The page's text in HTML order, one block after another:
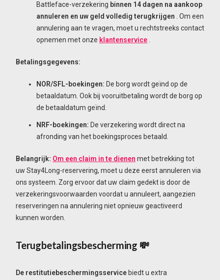
Battleface-verzekering binnen 14 dagen na aankoop
annuleren en uw geld volledig terugkrijgen . Om een
annulering aan te vragen, moet u rechtstreeks contact
opnemen met onze klantenservice
Betalingsgegevens:
NOR/SFL-boekingen: De borg wordt geïnd op de
betaaldatum. Ook bij vooruitbetaling wordt de borg op
de betaaldatum geïnd.
NRF-boekingen: De verzekering wordt direct na
afronding van het boekingsproces betaald.
Belangrijk: Om een claim in te dienen met betrekking tot
uw Stay4Long-reservering, moet u deze eerst annuleren via
ons systeem. Zorg ervoor dat uw claim gedekt is door de
verzekeringsvoorwaarden voordat u annuleert, aangezien
reserveringen na annulering niet opnieuw geactiveerd
kunnen worden.
Terugbetalingsbescherming 💸
De restitutiebeschermingsservicebiedt u extra